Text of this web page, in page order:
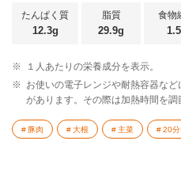
たんぱく質
12.3g
脂質
29.9g
食物
※
１人あたりの栄養成分を表示。
※ お使いの電子レンジや耐熱容器な
があります。その際は加熱時間を調
豚肉 大根 主菜 20分